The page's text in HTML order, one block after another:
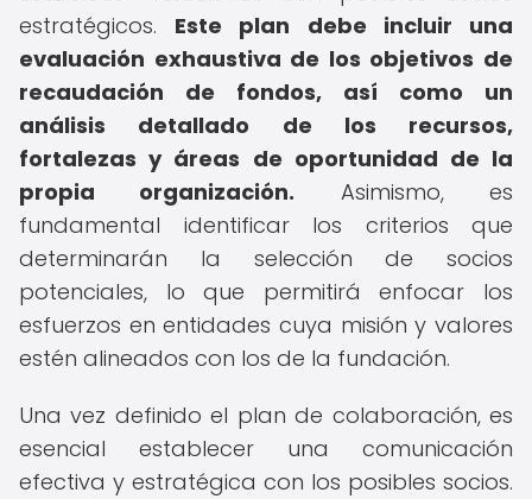
estratégicos. Este plan debe incluir una
evaluación exhaustiva de los objetivos de
recaudación de fondos, así como un
análisis detallado de los recursos,
fortalezas y áreas de oportunidad de la
propia organización. Asimismo, es
fundamental identificar los criterios que
determinarán la selección de socios
potenciales, lo que permitirá enfocar los
esfuerzos en entidades cuya misión y valores
estén alineados con los de la fundación.
Una vez definido el plan de colaboración, es
esencial establecer una comunicación
efectiva y estratégica con los posibles socios.